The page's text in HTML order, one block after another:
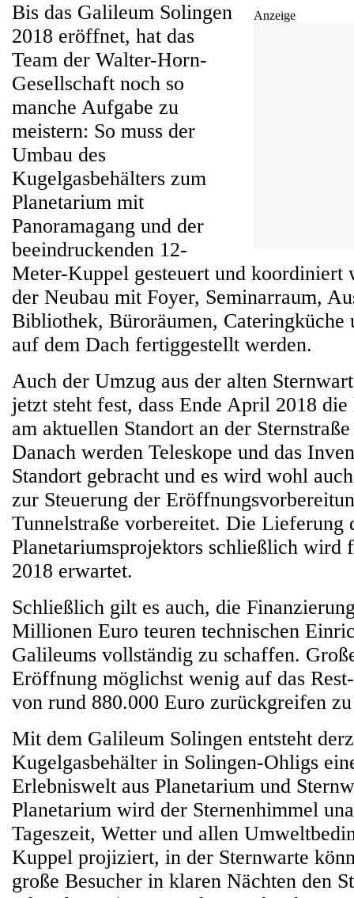
Anzeige
Bis das Galileum Solingen
2018 eröffnet, hat das
Team der Walter-Horn-
Gesellschaft noch so
manche Aufgabe zu
meistern: So muss der
Umbau des
Kugelgasbehälters zum
Planetarium mit
Panoramagang und der
beeindruckenden 12-
Meter-Kuppel gesteuert und koordiniert
der Neubau mit Foyer, Seminarraum,
Bibliothek, Büroräumen, Cateringküche
auf dem Dach fertiggestellt werden.
Auch der Umzug aus der alten
jetzt steht fest, dass Ende April 2018
am aktuellen Standort an der
Danach werden Teleskope und das
Standort gebracht und es wird wohl
zur Steuerung der
Tunnelstraße vorbereitet. Die Lieferung
Planetariumsprojektors schließlich wird
2018 erwartet.
Schließlich gilt es auch, die
Millionen Euro teuren technischen
Galileums vollständig zu schaffen.
Eröffnung möglichst wenig auf das
von rund 880.000 Euro zurückgreifen zu
Mit dem Galileum Solingen entsteht
Kugelgasbehälter in Solingen-Ohligs
Erlebniswelt aus Planetarium und
Planetarium wird der Sternenhimmel
Tageszeit, Wetter und allen
Kuppel projiziert, in der Sternwarte
große Besucher in klaren Nächten den